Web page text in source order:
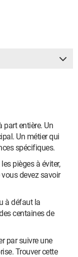
part entière. Un
Un métier qui
spécifiques.
pièges à éviter,
vous devez savoir
à défaut la
centaines de
par suivre une
Trouver cette